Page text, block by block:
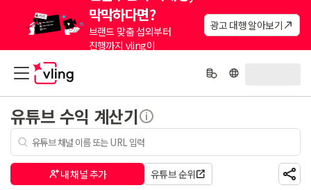
막막하다면?
브랜드 맞춤 섭외부터
진행까지 vling이
광고 대행 알아보기
유튜브 수익 계산기
내 채널 추가 유튜브 순위